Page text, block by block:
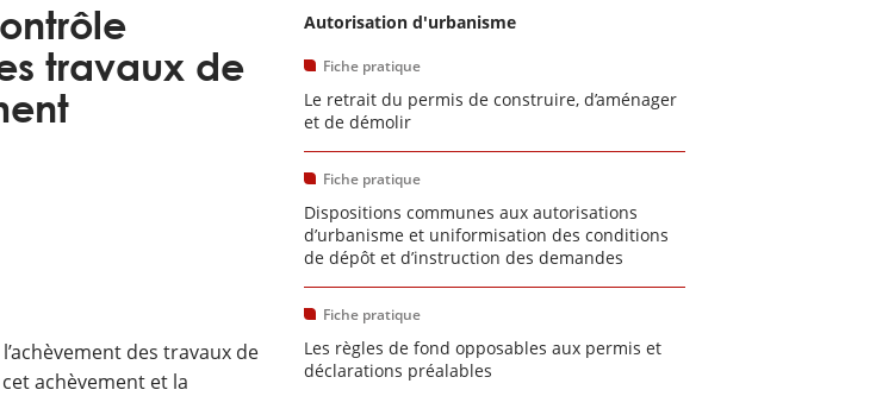
travaux de
des travaux de
achèvement et la
Autorisation d'urbanisme
Fiche pratique
Le retrait du permis de construire, d’aménager
et de démolir
Fiche pratique
Dispositions communes aux autorisations
d’urbanisme et uniformisation des conditions
de dépôt et d’instruction des demandes
Fiche pratique
Les règles de fond opposables aux permis et
déclarations préalables